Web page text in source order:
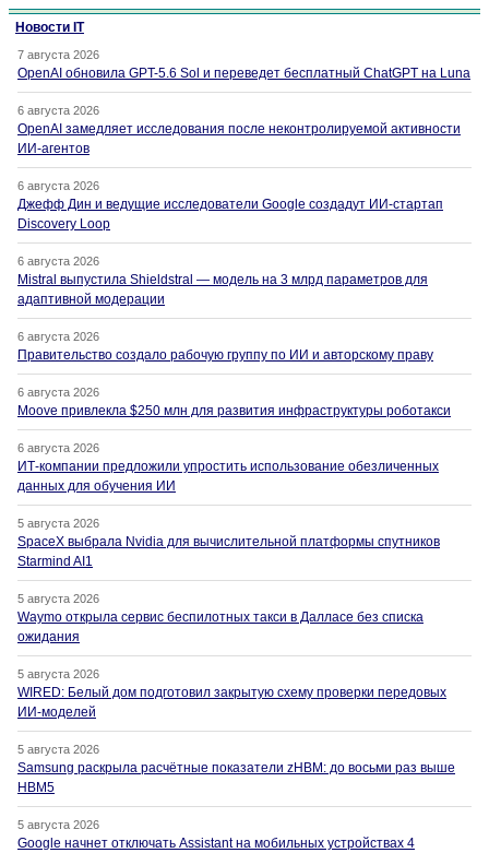
Новости IT
7 августа 2026
OpenAI обновила GPT-5.6 Sol и переведет бесплатный ChatGPT на Luna
6 августа 2026
OpenAI замедляет исследования после неконтролируемой активности
ИИ-агентов
6 августа 2026
Джефф Дин и ведущие исследователи Google создадут ИИ-стартап
Discovery Loop
6 августа 2026
Mistral выпустила Shieldstral — модель на 3 млрд параметров для
адаптивной модерации
6 августа 2026
Правительство создало рабочую группу по ИИ и авторскому праву
6 августа 2026
Moove привлекла $250 млн для развития инфраструктуры роботакси
6 августа 2026
ИТ-компании предложили упростить использование обезличенных
данных для обучения ИИ
5 августа 2026
SpaceX выбрала Nvidia для вычислительной платформы спутников
Starmind AI1
5 августа 2026
Waymo открыла сервис беспилотных такси в Далласе без списка
ожидания
5 августа 2026
WIRED: Белый дом подготовил закрытую схему проверки передовых
ИИ-моделей
5 августа 2026
Samsung раскрыла расчётные показатели zHBM: до восьми раз выше
HBM5
5 августа 2026
Google начнет отключать Assistant на мобильных устройствах 4